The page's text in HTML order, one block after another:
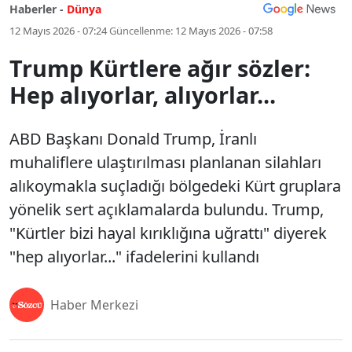
Haberler - Dünya
12 Mayıs 2026 - 07:24Güncellenme: 12 Mayıs 2026 - 07:58
Trump Kürtlere ağır sözler:
Hep alıyorlar, alıyorlar...
ABD Başkanı Donald Trump, İranlı
muhaliflere ulaştırılması planlanan silahları
alıkoymakla suçladığı bölgedeki Kürt gruplara
yönelik sert açıklamalarda bulundu. Trump,
"Kürtler bizi hayal kırıklığına uğrattı" diyerek
"hep alıyorlar..." ifadelerini kullandı
Haber Merkezi